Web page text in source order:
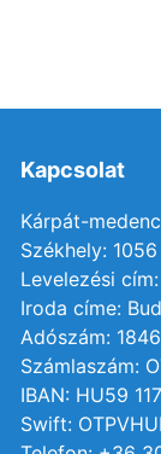
Kapcsolat
Kárpát-
Székhely:
Levelezési
Iroda címe:
Adószám:
Számlaszám:
IBAN: HU59
Swift: